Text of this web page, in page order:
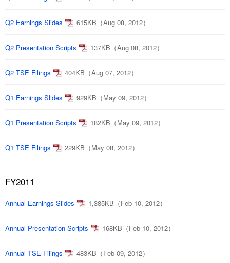
Q2 Earnings Slides 615KB（Aug 08, 2012）
Q2 Presentation Scripts 137KB（Aug 08, 2012）
Q2 TSE Filings 404KB（Aug 07, 2012）
Q1 Earnings Slides 929KB（May 09, 2012）
Q1 Presentation Scripts 182KB（May 09, 2012）
Q1 TSE Filings 229KB（May 08, 2012）
FY2011
Annual Earnings Slides 1,385KB（Feb 10, 2012）
Annual Presentation Scripts 168KB（Feb 10, 2012）
Annual TSE Filings 483KB（Feb 09, 2012）